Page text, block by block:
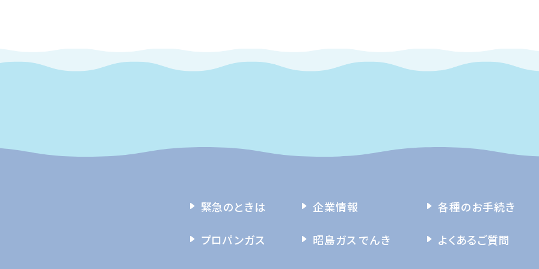
緊急のときは 企業情報 各種のお手続き
プロパンガス 昭島ガス でんき よくあるご質問